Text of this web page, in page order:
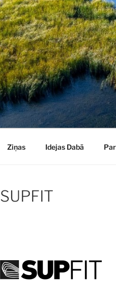
Ziņas Idejas Dabā
SUPFIT